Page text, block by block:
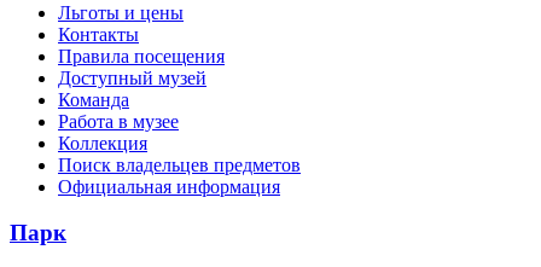
Льготы и цены
Контакты
Правила посещения
Доступный музей
Команда
Работа в музее
Коллекция
Поиск владельцев предметов
Официальная информация
Парк